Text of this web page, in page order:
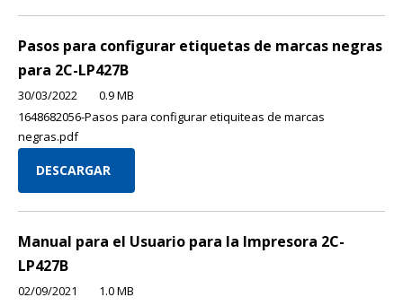
Pasos para configurar etiquetas de marcas negras
para 2C-LP427B
30/03/2022
0.9 MB
1648682056-Pasos para configurar etiquiteas de marcas
negras.pdf
DESCARGAR
Manual para el Usuario para la Impresora 2C-
LP427B
02/09/2021
1.0 MB